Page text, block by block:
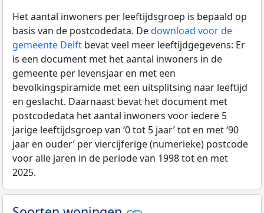
Het aantal inwoners per leeftijdsgroep is bepaald op
basis van de postcodedata. Dedownload voor de
gemeente Delft bevat veel meer leeftijdgegevens: Er
is een document met het aantal inwoners in de
gemeente per levensjaar en met een
bevolkingspiramide met een uitsplitsing naar leeftijd
en geslacht. Daarnaast bevat het document met
postcodedata het aantal inwoners voor iedere 5
jarige leeftijdsgroep van ‘0 tot 5 jaar’ tot en met ‘90
jaar en ouder’ per viercijferige (numerieke) postcode
voor alle jaren in de periode van 1998 tot en met
2025.